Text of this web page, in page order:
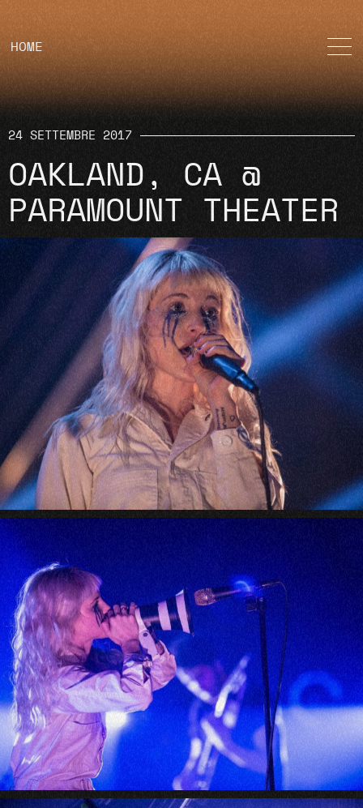
HOME
24 SETTEMBRE 2017
OAKLAND, CA @
PARAMOUNT THEATER